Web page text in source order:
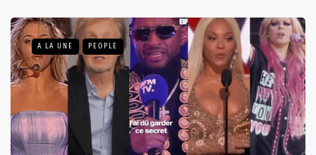
A LA UNE PEOPLE